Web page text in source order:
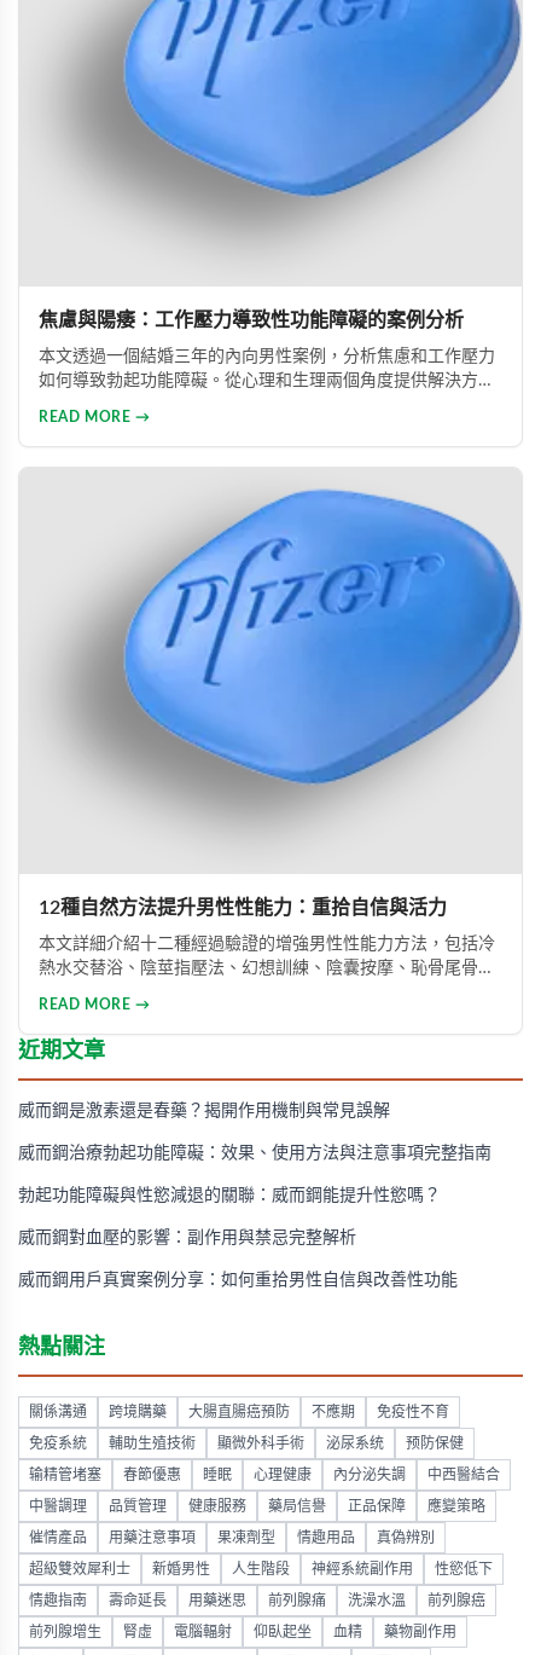
焦慮與陽痿：工作壓力導致性功能障礙的案例分析
本文透過一個結婚三年的內向男性案例，分析焦慮和工作壓力
如何導致勃起功能障礙。從心理和生理兩個角度提供解決方
READ MORE →
12種自然方法提升男性性能力：重拾自信與活力
本文詳細介紹十二種經過驗證的增強男性性能力方法，包括冷
熱水交替浴、陰莖指壓法、幻想訓練、陰囊按摩、恥骨尾骨肌
合適當的營養補充，一個月內即可感受到明顯的改善效果。
READ MORE →
近期文章
威而鋼是激素還是春藥？揭開作用機制與常見誤解
威而鋼治療勃起功能障礙：效果、使用方法與注意事項完整指南
勃起功能障礙與性慾減退的關聯：威而鋼能提升性慾嗎？
威而鋼對血壓的影響：副作用與禁忌完整解析
威而鋼用戶真實案例分享：如何重拾男性自信與改善性功能
熱點關注
關係溝通 跨境購藥 大腸直腸癌預防 不應期 免疫性不育
免疫系統 輔助生殖技術 顯微外科手術 泌尿系统 预防保健
输精管堵塞 春節優惠 睡眠 心理健康 內分泌失調 中西醫結合
中醫調理 品質管理 健康服務 藥局信譽 正品保障 應變策略
催情產品 用藥注意事項 果凍劑型 情趣用品 真偽辨別
超級雙效犀利士 新婚男性 人生階段 神經系統副作用 性慾低下
情趣指南 壽命延長 用藥迷思 前列腺痛 洗澡水溫 前列腺癌
前列腺增生 腎虛 電腦輻射 仰臥起坐 血精 藥物副作用